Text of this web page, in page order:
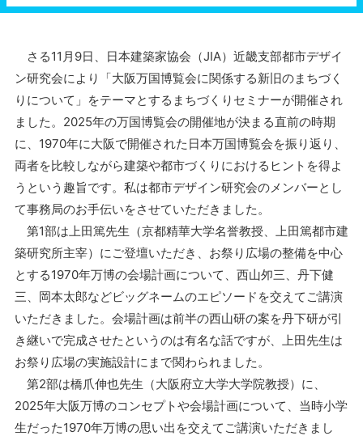
さる11月9日、日本建築家協会（JIA）近畿支部都市デザイ
ン研究会により「大阪万国博覧会に関係する新旧のまちづく
りについて」をテーマとするまちづくりセミナーが開催され
ました。2025年の万国博覧会の開催地が決まる直前の時期
に、1970年に大阪で開催された日本万国博覧会を振り返り、
両者を比較しながら建築や都市づくりにおけるヒントを得よ
うという趣旨です。私は都市デザイン研究会のメンバーとし
て事務局のお手伝いをさせていただきました。
第1部は上田篤先生（京都精華大学名誉教授、上田篤都市建
築研究所主宰）にご登壇いただき、お祭り広場の整備を中心
とする1970年万博の会場計画について、西山夘三、丹下健
三、岡本太郎などビッグネームのエピソードを交えてご講演
いただきました。会場計画は前半の西山研の案を丹下研が引
き継いで完成させたというのは有名な話ですが、上田先生は
お祭り広場の実施設計にまで関わられました。
第2部は橋爪伸也先生（大阪府立大学大学院教授）に、
2025年大阪万博のコンセプトや会場計画について、当時小学
生だった1970年万博の思い出を交えてご講演いただきまし